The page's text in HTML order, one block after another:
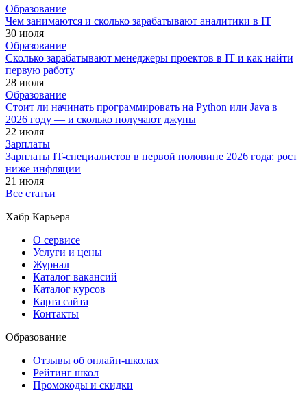
Образование
Чем занимаются и сколько зарабатывают аналитики в IT
30 июля
Образование
Сколько зарабатывают менеджеры проектов в IT и как найти
первую работу
28 июля
Образование
Стоит ли начинать программировать на Python или Java в
2026 году — и сколько получают джуны
22 июля
Зарплаты
Зарплаты IT-специалистов в первой половине 2026 года: рост
ниже инфляции
21 июля
Все статьи
Хабр Карьера
О сервисе
Услуги и цены
Журнал
Каталог вакансий
Каталог курсов
Карта сайта
Контакты
Образование
Отзывы об онлайн-школах
Рейтинг школ
Промокоды и скидки